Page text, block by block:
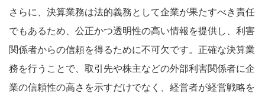
さらに、決算業務は法的義務として企業が果たすべき責任
でもあるため、公正かつ透明性の高い情報を提供し、利害
関係者からの信頼を得るために不可欠です。正確な決算業
務を行うことで、取引先や株主などの外部利害関係者に企
業の信頼性の高さを示すだけでなく、経営者が経営戦略を